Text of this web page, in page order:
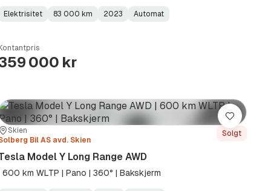
Fuel
Elektrisitet
Kilometerstand:
83 000 km
Model
2023
Gearbox
Automat
Kontantpris
000 kr
Sted:
Skien
Forhandler:
Bil AS avd. Skien
Solgt
Model Y Long Range AWD
600 km WLTP | Pano | 360° | Bakskjerm
Lagre